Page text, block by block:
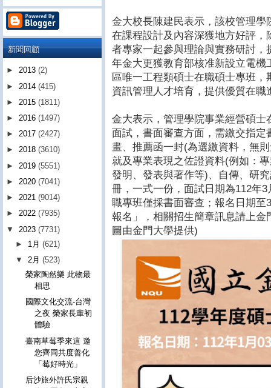
金大校長陳建民表示，該校管理
在課程設計及內容深獲地方好評
者專家一起參與理論與實務研討
年金大更獲教育部核准新設立電
區唯一工程類碩士在職碩士專班
資訊管理人才培育，提供優質在
金大表示，管理學院事業經營碩
面試，書面審查方面，需繳交指
畫、推薦函一封(為選繳資料，無
就及專業表現之佐證資料(例如：
發明、發表與著作等)、自傳、研
冊，一式一份，面試日期為112年
職專班僅採書面審查；報名日期
報名」，相關招生簡章訊息請上
圖由金門大學提供)
新聞回顧
► 2013 (2)
► 2014 (415)
► 2015 (1811)
► 2016 (1497)
► 2017 (2427)
► 2018 (3610)
► 2019 (5551)
► 2020 (7041)
► 2021 (9014)
► 2022 (7935)
▼ 2023 (7731)
► 1月(621)
▼ 2月(523)
榮家陶然樂 此物最
相思
國際文化交流-台灣
之夜 榮家長輩初
體驗
臺南草莓季來這 邀
您齊同共度善化
「莓好時光」
后沙旅外許氏宗親